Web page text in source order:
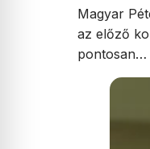
Magyar
az előző
pontosan…